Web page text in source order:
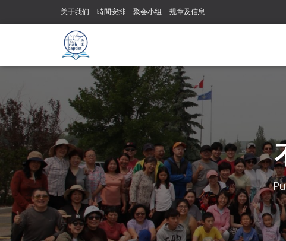
关于我们 時間安排 聚会小组 规章及信息